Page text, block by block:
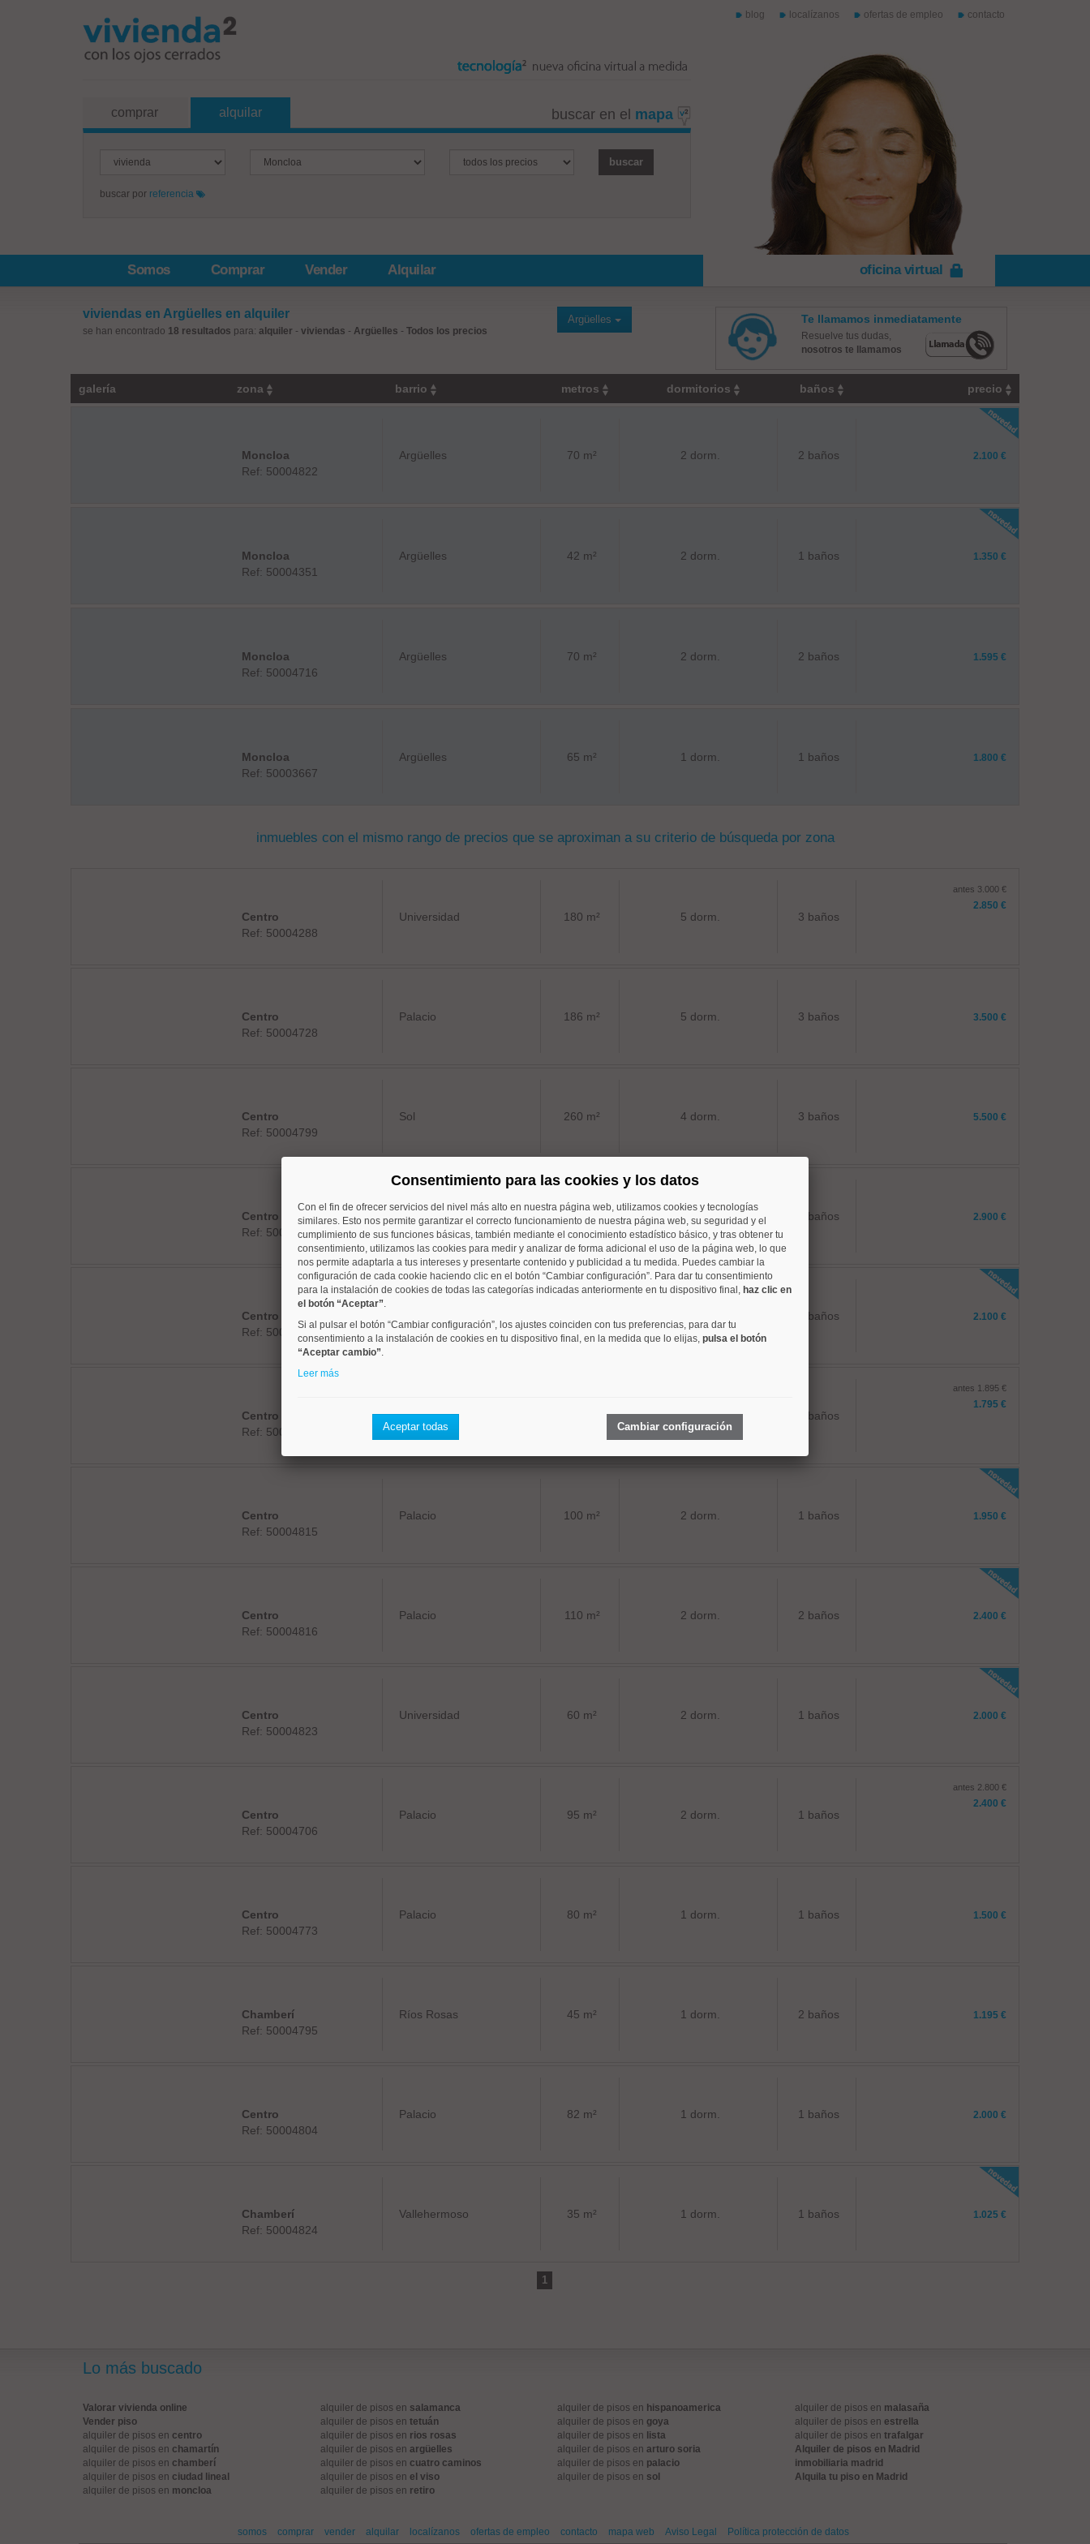
blog localízanos ofertas de empleo contacto
buscar en el mapa
comprar alquilar
buscar por referencia
Somos Comprar Vender Alquilar oficina virtual
viviendas en Argüelles en alquiler
se han encontrado 18 resultados para: alquiler - viviendas - Argüelles - Todos los precios
Argüelles Te llamamos inmediatamente
Resuelve tus dudas,
nosotros te llamamos
galería zona barrio metros dormitorios baños precio
Moncloa
Ref: 50004822
Argüelles 70 m² 2 dorm. 2 baños 2.100 €
Moncloa
Ref: 50004351
Argüelles 42 m² 2 dorm. 1 baños 1.350 €
Moncloa
Ref: 50004716
Argüelles 70 m² 2 dorm. 2 baños 1.595 €
Moncloa
Ref: 50003667
Argüelles 65 m² 1 dorm. 1 baños 1.800 €
inmuebles con el mismo rango de precios que se aproximan a su criterio de búsqueda por zona
Centro
Ref: 50004288
Universidad 180 m² 5 dorm. 3 baños
antes 3.000 €
2.850 €
Centro
Ref: 50004728
Palacio 186 m² 5 dorm. 3 baños 3.500 €
Centro
Ref: 50004799
Sol 260 m² 4 dorm. 3 baños 5.500 €
Centro
Ref: 50004794
Sol 119 m² 3 dorm. 2 baños 2.900 €
Centro
Ref: 50004788
2 baños 2.100 €
Centro
Ref: 50004803
Universidad 2 dorm. 1 baños
antes 1.895 €
1.795 €
Centro
Ref: 50004815
Palacio 100 m² 2 dorm. 1 baños 1.950 €
Centro
Ref: 50004816
Palacio 110 m² 2 dorm. 2 baños 2.400 €
Centro
Ref: 50004823
Universidad 60 m² 2 dorm. 1 baños 2.000 €
Centro
Ref: 50004706
Palacio 95 m² 2 dorm. 1 baños
antes 2.800 €
2.400 €
Centro
Ref: 50004773
Palacio 80 m² 1 dorm. 1 baños 1.500 €
Chamberí
Ref: 50004795
Ríos Rosas 45 m² 1 dorm. 2 baños 1.195 €
Centro
Ref: 50004804
Palacio 82 m² 1 dorm. 1 baños 2.000 €
Chamberí
Ref: 50004824
Vallehermoso 35 m² 1 dorm. 1 baños 1.025 €
1
Lo más buscado
Valorar vivienda online
Vender piso
alquiler de pisos en centro
alquiler de pisos en chamartín
alquiler de pisos en chamberí
alquiler de pisos en ciudad lineal
alquiler de pisos en moncloa
alquiler de pisos en salamanca
alquiler de pisos en tetuán
alquiler de pisos en rios rosas
alquiler de pisos en argüelles
alquiler de pisos en cuatro caminos
alquiler de pisos en el viso
alquiler de pisos en retiro
alquiler de pisos en hispanoamerica
alquiler de pisos en goya
alquiler de pisos en lista
alquiler de pisos en arturo soria
alquiler de pisos en palacio
alquiler de pisos en sol
alquiler de pisos en malasaña
alquiler de pisos en estrella
alquiler de pisos en trafalgar
Alquiler de pisos en Madrid
inmobiliaria madrid
Alquila tu piso en Madrid
somos comprar vender alquilar localízanos ofertas de empleo contacto mapa web Aviso Legal Política protección de datos
Consentimiento para las cookies y los datos
Con el fin de ofrecer servicios del nivel más alto en nuestra página web, utilizamos cookies y tecnologías
similares. Esto nos permite garantizar el correcto funcionamiento de nuestra página web, su seguridad y el
cumplimiento de sus funciones básicas, también mediante el conocimiento estadístico básico, y tras obtener tu
consentimiento, utilizamos las cookies para medir y analizar de forma adicional el uso de la página web, lo que
nos permite adaptarla a tus intereses y presentarte contenido y publicidad a tu medida. Puedes cambiar la
configuración de cada cookie haciendo clic en el botón “Cambiar configuración”. Para dar tu consentimiento
para la instalación de cookies de todas las categorías indicadas anteriormente en tu dispositivo final, haz clic en
el botón “Aceptar”.
Si al pulsar el botón “Cambiar configuración”, los ajustes coinciden con tus preferencias, para dar tu
consentimiento a la instalación de cookies en tu dispositivo final, en la medida que lo elijas, pulsa el botón
“Aceptar cambio”.
Leer más
Aceptar todas Cambiar configuración